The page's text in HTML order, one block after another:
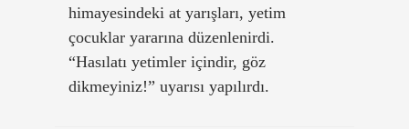
himayesindeki at yarışları, yetim
çocuklar yararına düzenlenirdi.
“Hasılatı yetimler içindir, göz
dikmeyiniz!” uyarısı yapılırdı.